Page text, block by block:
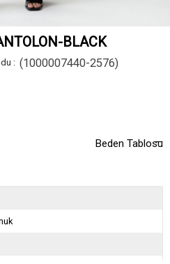
BLACK
(1000007440-2576)
Beden Tablosu